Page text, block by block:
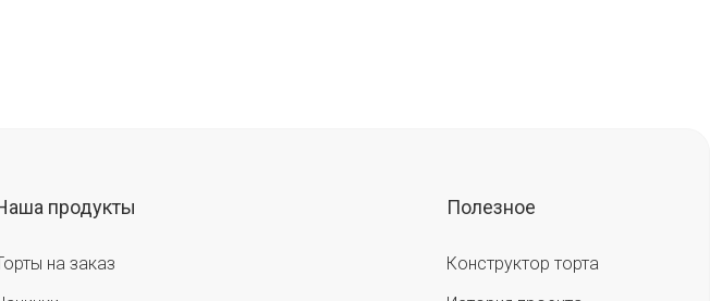
продукты
на заказ
Полезное
Конструктор торта